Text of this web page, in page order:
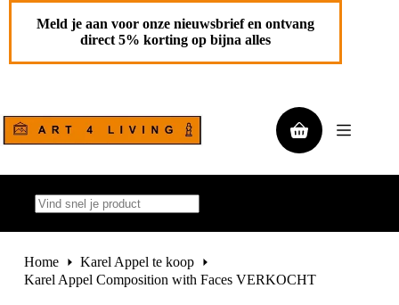
Ga
Meld je aan voor onze nieuwsbrief en ontvang
direct 5% korting op bijna alles
Winkelwagen
resultaten
Home
Karel Appel te koop
Karel Appel Composition with Faces VERKOCHT